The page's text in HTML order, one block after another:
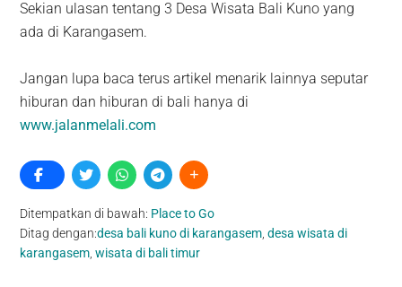
Sekian ulasan tentang 3 Desa Wisata Bali Kuno yang
ada di Karangasem.
Jangan lupa baca terus artikel menarik lainnya seputar
hiburan dan hiburan di bali hanya di
www.jalanmelali.com
Ditempatkan di bawah: Place to Go
Ditag dengan:desa bali kuno di karangasem,desa wisata di
karangasem,wisata di bali timur